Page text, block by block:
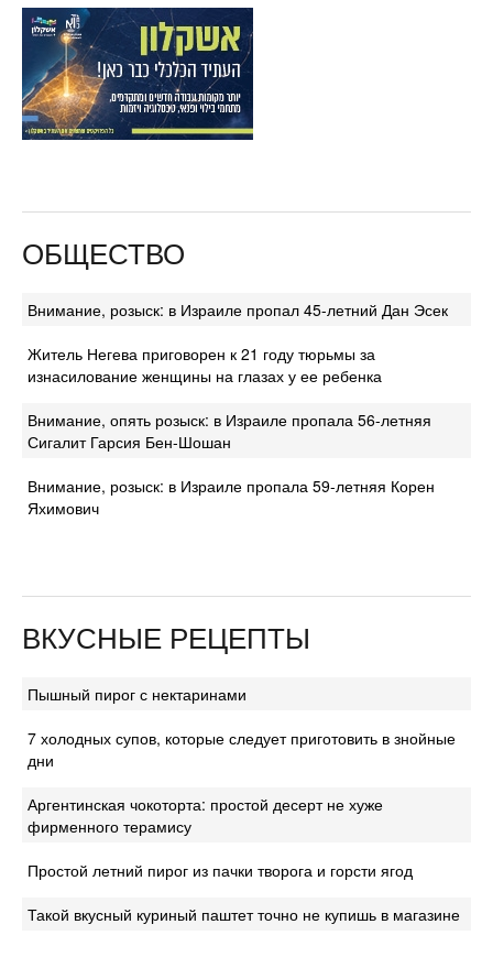
ОБЩЕСТВО
Внимание, розыск: в Израиле пропал 45-летний Дан Эсек
Житель Негева приговорен к 21 году тюрьмы за
изнасилование женщины на глазах у ее ребенка
Внимание, опять розыск: в Израиле пропала 56-летняя
Сигалит Гарсия Бен-Шошан
Внимание, розыск: в Израиле пропала 59-летняя Корен
Яхимович
ВКУСНЫЕ РЕЦЕПТЫ
Пышный пирог с нектаринами
7 холодных супов, которые следует приготовить в знойные
дни
Аргентинская чокоторта: простой десерт не хуже
фирменного терамису
Простой летний пирог из пачки творога и горсти ягод
Такой вкусный куриный паштет точно не купишь в магазине